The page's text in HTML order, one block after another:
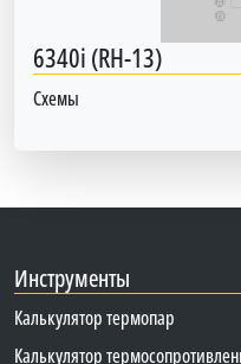
6340i (RH-13)
Схемы
Инструменты
Калькулятор термопар
Калькулятор